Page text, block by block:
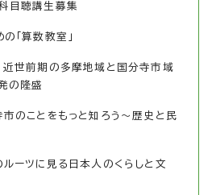
目聴講生募集
「算数教室」
世前期の多摩地域と国分寺市域
の隆盛
のことをもっと知ろう～歴史と民
ーツに見る日本人のくらしと文